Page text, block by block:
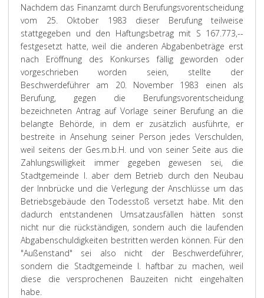
Nachdem das Finanzamt durch Berufungsvorentscheidung
vom 25. Oktober 1983 dieser Berufung teilweise
stattgegeben und den Haftungsbetrag mit S 167.773,--
festgesetzt hatte, weil die anderen Abgabenbeträge erst
nach Eröffnung des Konkurses fällig geworden oder
vorgeschrieben worden seien, stellte der
Beschwerdeführer am 20. November 1983 einen als
Berufung, gegen die Berufungsvorentscheidung
bezeichneten Antrag auf Vorlage seiner Berufung an die
belangte Behörde, in dem er zusätzlich ausführte, er
bestreite in Ansehung seiner Person jedes Verschulden,
weil seitens der Ges.m.b.H. und von seiner Seite aus die
Zahlungswilligkeit immer gegeben gewesen sei, die
Stadtgemeinde I. aber dem Betrieb durch den Neubau
der Innbrücke und die Verlegung der Anschlüsse um das
Betriebsgebäude den Todesstoß versetzt habe. Mit den
dadurch entstandenen Umsatzausfällen hätten sonst
nicht nur die rückständigen, sondern auch die laufenden
Abgabenschuldigkeiten bestritten werden können. Für den
"Außenstand" sei also nicht der Beschwerdeführer,
sondern die Stadtgemeinde I. haftbar zu machen, weil
diese die versprochenen Bauzeiten nicht eingehalten
habe.